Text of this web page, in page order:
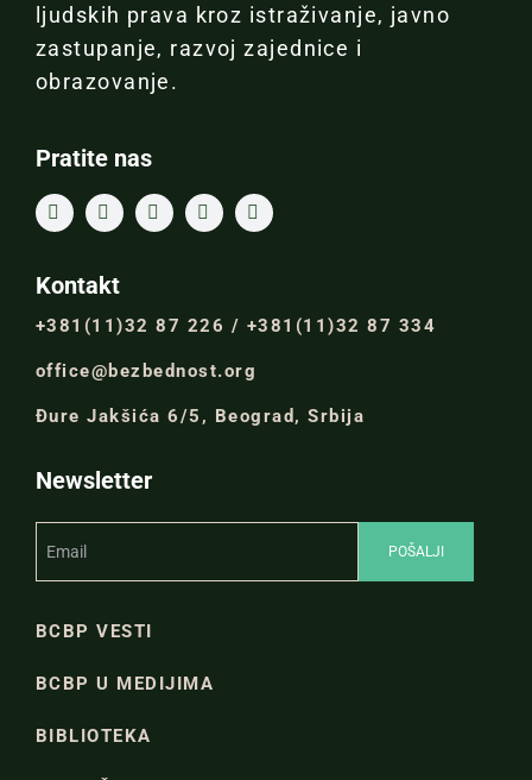
ljudskih prava kroz istraživanje, javno
zastupanje, razvoj zajednice i
obrazovanje.
Pratite nas
Kontakt
+381(11)32 87 226 / +381(11)32 87 334
office@bezbednost.org
Đure Jakšića 6/5, Beograd, Srbija
Newsletter
BCBP VESTI
BCBP U MEDIJIMA
BIBLIOTEKA